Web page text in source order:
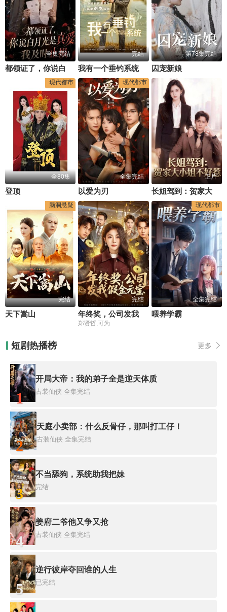
全集完结 完结
我有一个垂钓系统
第78集完结
囚宠新娘
现代都市
全80集
登顶
现代都市
全集完结
以爱为刃
正片
长姐驾到：贺家大小姐不好惹
脑洞悬疑
完结
天下嵩山
完结
郑贤哲,可为
现代都市
全集完结
喂养学霸
短剧热播榜 更多
1
开局大帝：我的弟子全是逆天体质
古装仙侠 全集完结
2
天庭小卖部：什么反骨仔，那叫打工仔！
古装仙侠 全集完结
3
不当舔狗，系统助我把妹
完结
4
姜府二爷他又争又抢
古装仙侠 全集完结
5
逆行彼岸夺回谁的人生
已完结